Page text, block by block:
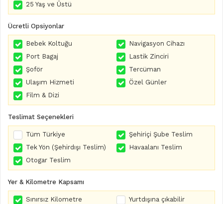
25 Yaş ve Üstü
Ücretli Opsiyonlar
Bebek Koltuğu
Navigasyon Cihazı
Port Bagaj
Lastik Zinciri
Şoför
Tercüman
Ulaşım Hizmeti
Özel Günler
Film & Dizi
Teslimat Seçenekleri
Tüm Türkiye
Şehiriçi Şube Teslim
Tek Yön (Şehirdışı Teslim)
Havaalanı Teslim
Otogar Teslim
Yer & Kilometre Kapsamı
Sınırsız Kilometre Yurtdışına çıkabilir